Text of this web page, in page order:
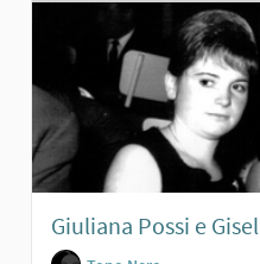
Giuliana Possi e